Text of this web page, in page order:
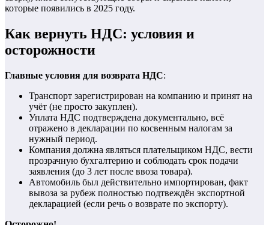
которые появились в 2025 году.
Как вернуть НДС: условия и
осторожности
Главные условия для возврата НДС:
Транспорт зарегистрирован на компанию и принят на
учёт (не просто закуплен).
Уплата НДС подтверждена документально, всё
отражено в декларации по косвенным налогам за
нужный период.
Компания должна являться плательщиком НДС, вести
прозрачную бухгалтерию и соблюдать срок подачи
заявления (до 3 лет после ввоза товара).
Автомобиль был действительно импортирован, факт
вывоза за рубеж полностью подтвеждён экспортной
декларацией (если речь о возврате по экспорту).